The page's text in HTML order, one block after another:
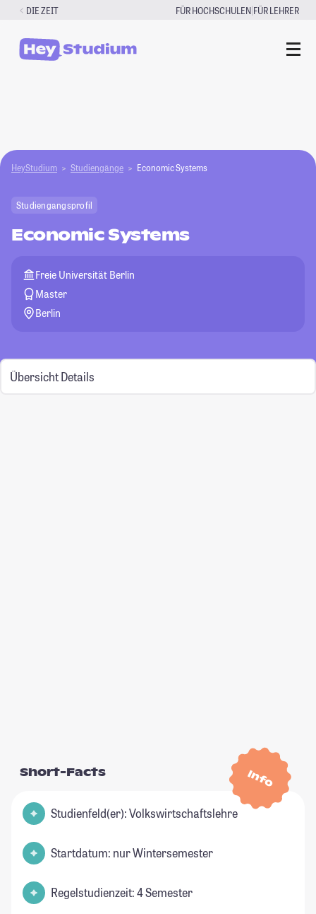
Zum
springen
DIE ZEIT FÜR HOCHSCHULEN|FÜR LEHRER
HeyStudium Studiengänge Economic Systems
Studiengangsprofil
Economic Systems
Freie Universität Berlin
Master
Berlin
Übersicht Details
Info
Short-Facts
Studienfeld(er): Volkswirtschaftslehre
Startdatum: nur Wintersemester
Regelstudienzeit: 4 Semester